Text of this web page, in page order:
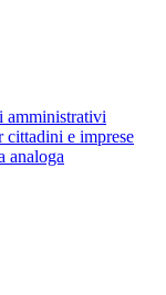
amministrativi
e imprese
analoga